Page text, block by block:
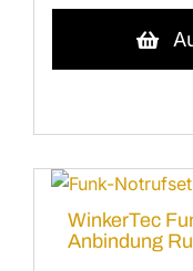
Produktseite
werden
Varianten
auf.
Optionen
WinkerTec
Anbindung